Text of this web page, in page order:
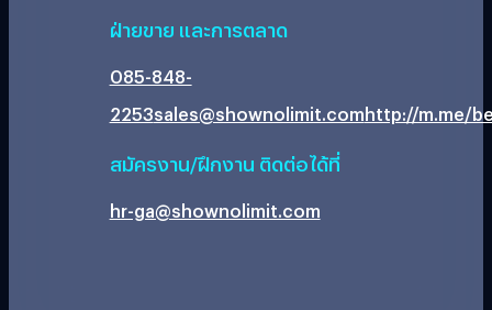
ฝ่ายขาย และการตลาด
085-848-
2253sales@shownolimit.comhttp://m.me/
สมัครงาน/ฝึกงาน ติดต่อได้ที่
hr-ga@shownolimit.com